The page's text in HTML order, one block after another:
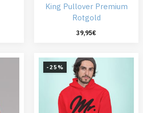
King Pullover Premium
Rotgold
39,95€
-25%